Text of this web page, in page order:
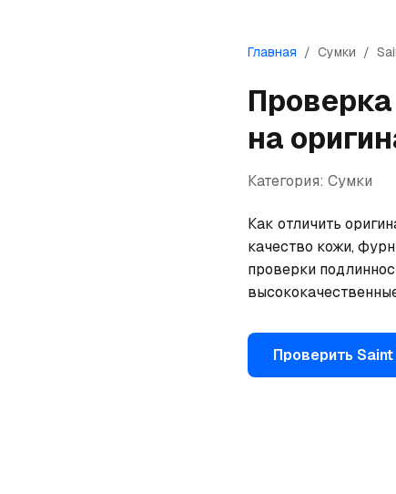
Главная / Сумки /
Проверка
на
Категория: Сумки
Как отличить
качество кожи,
проверки
Проверить